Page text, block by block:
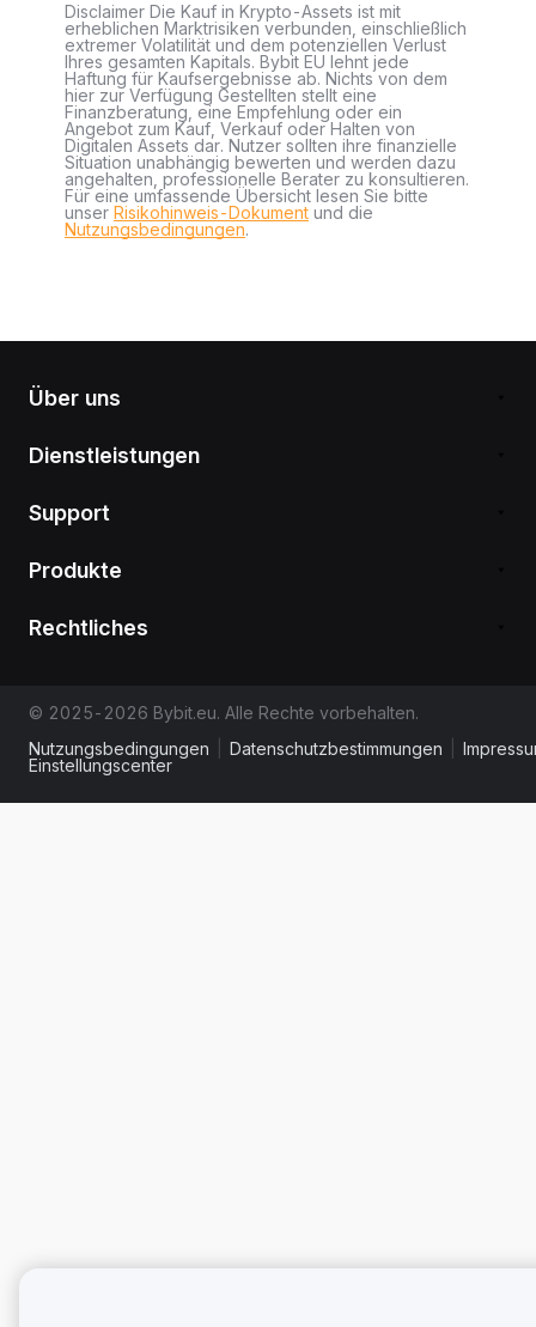
Disclaimer Die Kauf in Krypto-Assets ist mit
erheblichen Marktrisiken verbunden, einschließlich
extremer Volatilität und dem potenziellen Verlust
Ihres gesamten Kapitals. Bybit EU lehnt jede
Haftung für Kaufsergebnisse ab. Nichts von dem
hier zur Verfügung Gestellten stellt eine
Finanzberatung, eine Empfehlung oder ein
Angebot zum Kauf, Verkauf oder Halten von
Digitalen Assets dar. Nutzer sollten ihre finanzielle
Situation unabhängig bewerten und werden dazu
angehalten, professionelle Berater zu konsultieren.
Für eine umfassende Übersicht lesen Sie bitte
unser Risikohinweis-Dokument und die
Nutzungsbedingungen.
Über uns
Dienstleistungen
Support
Produkte
Rechtliches
© 2025-2026 Bybit.eu. Alle Rechte vorbehalten.
Nutzungsbedingungen
Datenschutzbestimmungen
Einstellungscenter